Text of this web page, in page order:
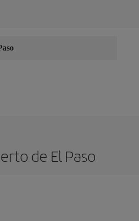
de El Paso